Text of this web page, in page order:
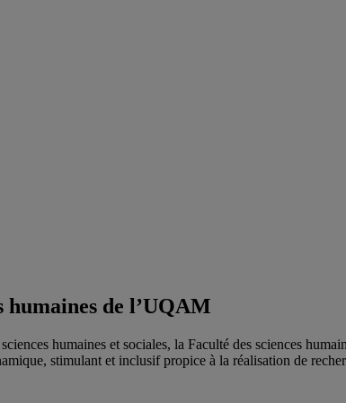
humaines de l’UQAM
humaines et sociales, la Faculté des sciences
stimulant et inclusif propice à la réalisation de